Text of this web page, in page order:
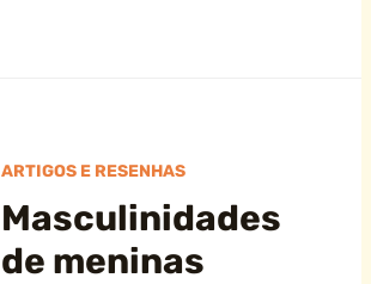
ARTIGOS E RESENHAS
Masculinidades
de meninas